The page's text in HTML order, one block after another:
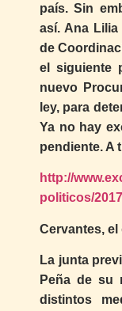
país. Sin
así. Ana
de
el siguiente
nuevo
ley, para
Ya no hay
pendiente. A
http://
politicos/
Cervantes,
La junta
Peña de su
distintos